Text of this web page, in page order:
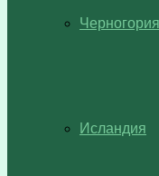
Черногория
Исландия